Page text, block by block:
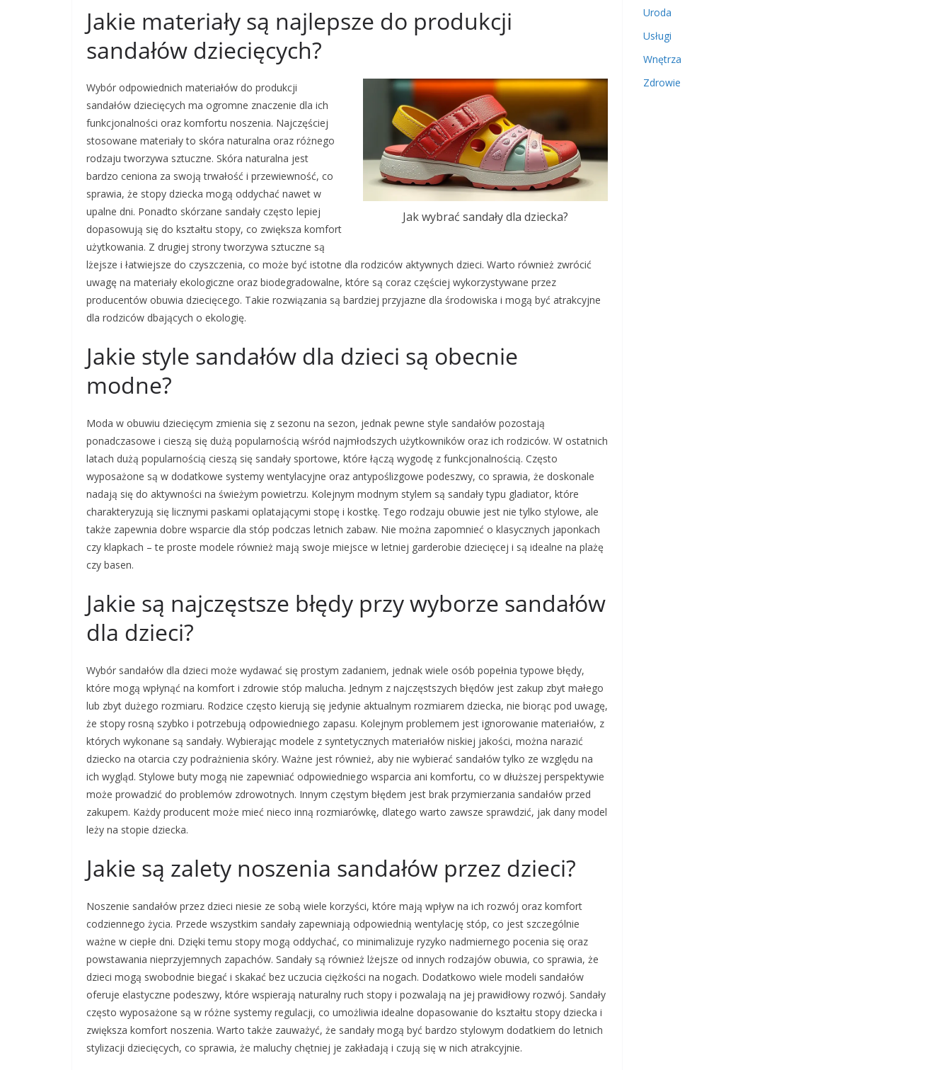
Jakie materiały są najlepsze do produkcji
sandałów dziecięcych?
Jak wybrać sandały dla dziecka?
Wybór odpowiednich materiałów do produkcji
sandałów dziecięcych ma ogromne znaczenie dla ich
funkcjonalności oraz komfortu noszenia. Najczęściej
stosowane materiały to skóra naturalna oraz różnego
rodzaju tworzywa sztuczne. Skóra naturalna jest
bardzo ceniona za swoją trwałość i przewiewność, co
sprawia, że stopy dziecka mogą oddychać nawet w
upalne dni. Ponadto skórzane sandały często lepiej
dopasowują się do kształtu stopy, co zwiększa komfort
użytkowania. Z drugiej strony tworzywa sztuczne są
lżejsze i łatwiejsze do czyszczenia, co może być istotne dla rodziców aktywnych dzieci. Warto również zwrócić
uwagę na materiały ekologiczne oraz biodegradowalne, które są coraz częściej wykorzystywane przez
producentów obuwia dziecięcego. Takie rozwiązania są bardziej przyjazne dla środowiska i mogą być atrakcyjne
dla rodziców dbających o ekologię.
Jakie style sandałów dla dzieci są obecnie
modne?
Moda w obuwiu dziecięcym zmienia się z sezonu na sezon, jednak pewne style sandałów pozostają
ponadczasowe i cieszą się dużą popularnością wśród najmłodszych użytkowników oraz ich rodziców. W ostatnich
latach dużą popularnością cieszą się sandały sportowe, które łączą wygodę z funkcjonalnością. Często
wyposażone są w dodatkowe systemy wentylacyjne oraz antypoślizgowe podeszwy, co sprawia, że doskonale
nadają się do aktywności na świeżym powietrzu. Kolejnym modnym stylem są sandały typu gladiator, które
charakteryzują się licznymi paskami oplatającymi stopę i kostkę. Tego rodzaju obuwie jest nie tylko stylowe, ale
także zapewnia dobre wsparcie dla stóp podczas letnich zabaw. Nie można zapomnieć o klasycznych japonkach
czy klapkach – te proste modele również mają swoje miejsce w letniej garderobie dziecięcej i są idealne na plażę
czy basen.
Jakie są najczęstsze błędy przy wyborze sandałów
dla dzieci?
Wybór sandałów dla dzieci może wydawać się prostym zadaniem, jednak wiele osób popełnia typowe błędy,
które mogą wpłynąć na komfort i zdrowie stóp malucha. Jednym z najczęstszych błędów jest zakup zbyt małego
lub zbyt dużego rozmiaru. Rodzice często kierują się jedynie aktualnym rozmiarem dziecka, nie biorąc pod uwagę,
że stopy rosną szybko i potrzebują odpowiedniego zapasu. Kolejnym problemem jest ignorowanie materiałów, z
których wykonane są sandały. Wybierając modele z syntetycznych materiałów niskiej jakości, można narazić
dziecko na otarcia czy podrażnienia skóry. Ważne jest również, aby nie wybierać sandałów tylko ze względu na
ich wygląd. Stylowe buty mogą nie zapewniać odpowiedniego wsparcia ani komfortu, co w dłuższej perspektywie
może prowadzić do problemów zdrowotnych. Innym częstym błędem jest brak przymierzania sandałów przed
zakupem. Każdy producent może mieć nieco inną rozmiarówkę, dlatego warto zawsze sprawdzić, jak dany model
leży na stopie dziecka.
Jakie są zalety noszenia sandałów przez dzieci?
Noszenie sandałów przez dzieci niesie ze sobą wiele korzyści, które mają wpływ na ich rozwój oraz komfort
codziennego życia. Przede wszystkim sandały zapewniają odpowiednią wentylację stóp, co jest szczególnie
ważne w ciepłe dni. Dzięki temu stopy mogą oddychać, co minimalizuje ryzyko nadmiernego pocenia się oraz
powstawania nieprzyjemnych zapachów. Sandały są również lżejsze od innych rodzajów obuwia, co sprawia, że
dzieci mogą swobodnie biegać i skakać bez uczucia ciężkości na nogach. Dodatkowo wiele modeli sandałów
oferuje elastyczne podeszwy, które wspierają naturalny ruch stopy i pozwalają na jej prawidłowy rozwój. Sandały
często wyposażone są w różne systemy regulacji, co umożliwia idealne dopasowanie do kształtu stopy dziecka i
zwiększa komfort noszenia. Warto także zauważyć, że sandały mogą być bardzo stylowym dodatkiem do letnich
stylizacji dziecięcych, co sprawia, że maluchy chętniej je zakładają i czują się w nich atrakcyjnie.
Uroda
Usługi
Wnętrza
Zdrowie